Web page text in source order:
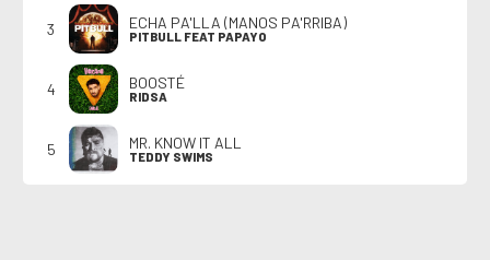
3 ECHA PA'LLA (MANOS PA'RRIBA)
PITBULL FEAT PAPAYO
4 BOOSTÉ
RIDSA
5 MR. KNOW IT ALL
TEDDY SWIMS